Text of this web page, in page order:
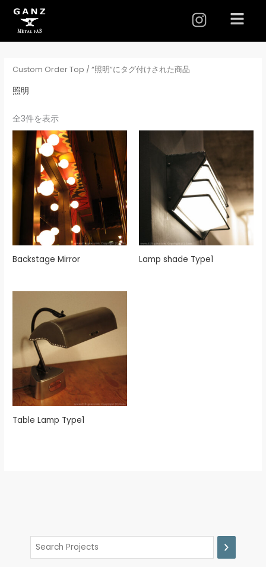
I
n
s
m
メ
ニ
ュ
Custom Order Top / “照明”にタグ付けされた商品
照明
全3件を表示
Backstage Mirror Lamp shade Type1
Table Lamp Type1